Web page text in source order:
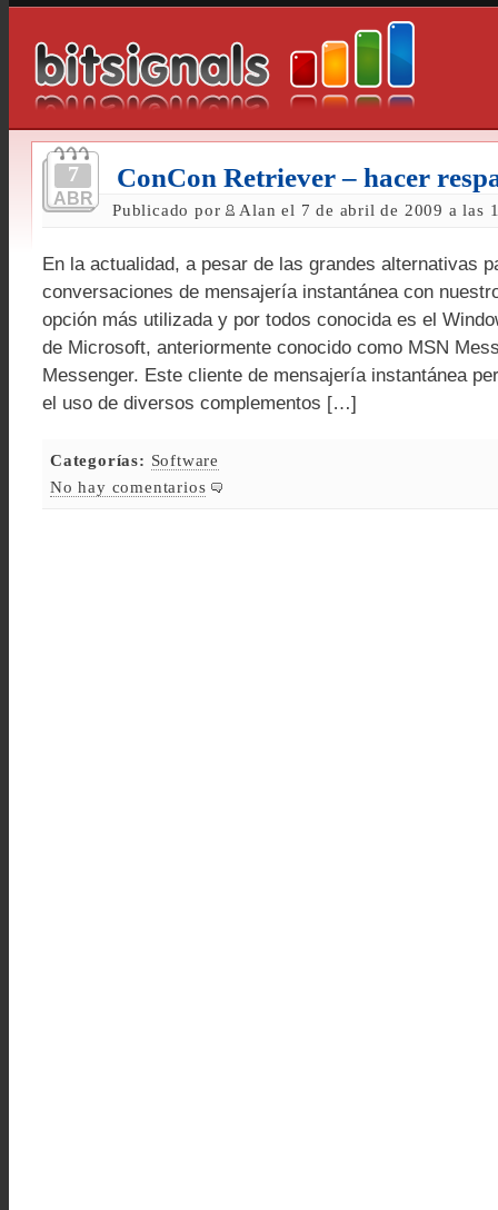
7
ABR
ConCon Retriever – hacer
Publicado por Alan el 7 de abril de 2009 a las
En la actualidad, a pesar de las grandes alternativas
conversaciones de mensajería instantánea con
opción más utilizada y por todos conocida es el
de Microsoft, anteriormente conocido como MSN
Messenger. Este cliente de mensajería instantánea
el uso de diversos complementos […]
Categorías: Software
No hay comentarios